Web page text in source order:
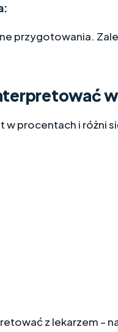
przygotowania.
w procentach i różni
z lekarzem –